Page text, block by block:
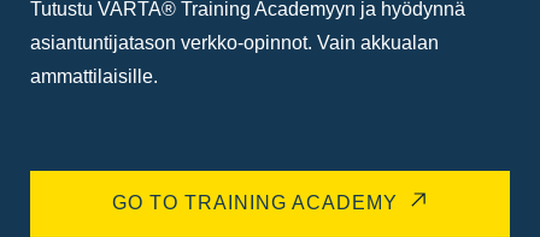
Tutustu VARTA® Training Academyyn ja hyödynnä
asiantuntijatason verkko-opinnot. Vain akkualan
ammattilaisille.
GO TO TRAINING ACADEMY